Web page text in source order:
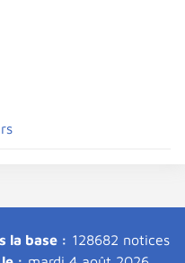
la base : 128682 notices